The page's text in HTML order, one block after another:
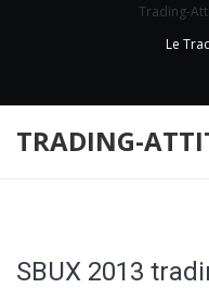
Trading-
Le
TRADING-
SBUX 2013